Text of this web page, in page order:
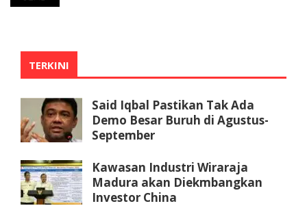
TERKINI
Said Iqbal Pastikan Tak Ada
Demo Besar Buruh di Agustus-
September
Kawasan Industri Wiraraja
Madura akan Diekmbangkan
Investor China